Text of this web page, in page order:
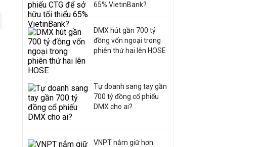
65% VietinBank?
DMX hút gần 700 tỷ
đồng vốn ngoại trong
phiên thứ hai lên HOSE
Tự doanh sang tay gần
700 tỷ đồng cổ phiếu
DMX cho ai?
VNPT nắm giữ hơn